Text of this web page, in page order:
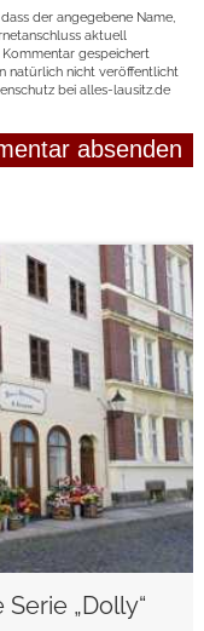
der angegebene Name,
aktuell
gespeichert
natürlich nicht veröffentlicht
bei alles-lausitz.de
„Dolly“